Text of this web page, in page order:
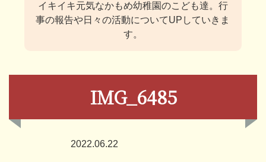
イキイキ元気なかもめ幼稚園のこども達。 行
事の報告や日々の活動についてUPしていきま
す。
IMG_6485
2022.06.22